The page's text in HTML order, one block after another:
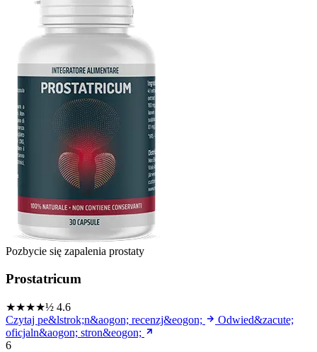
Pozbycie się zapalenia prostaty
Prostatricum
★★★★½ 4.6
Czytaj pe&lstrok;n&aogon; recenzj&eogon;
Odwied&zacute;
oficjaln&aogon; stron&eogon;
6